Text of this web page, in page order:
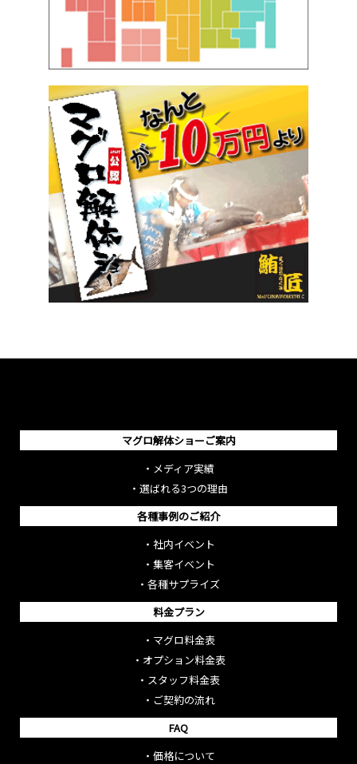
マグロ解体ショーご案内
・ メディア実績
・ 選ばれる3つの理由
各種事例のご紹介
・ 社内イベント
・ 集客イベント
・ 各種サプライズ
料金プラン
・ マグロ料金表
・ オプション料金表
・ スタッフ料金表
・ ご契約の流れ
FAQ
・ 価格について